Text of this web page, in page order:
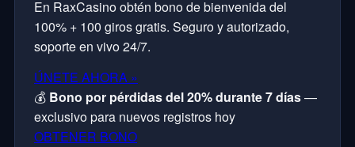
En RaxCasino obtén bono de bienvenida del
100% + 100 giros gratis. Seguro y autorizado,
soporte en vivo 24/7.
ÚNETE AHORA »
💰 Bono por pérdidas del 20% durante 7 días—
exclusivo para nuevos registros hoy
OBTENER BONO